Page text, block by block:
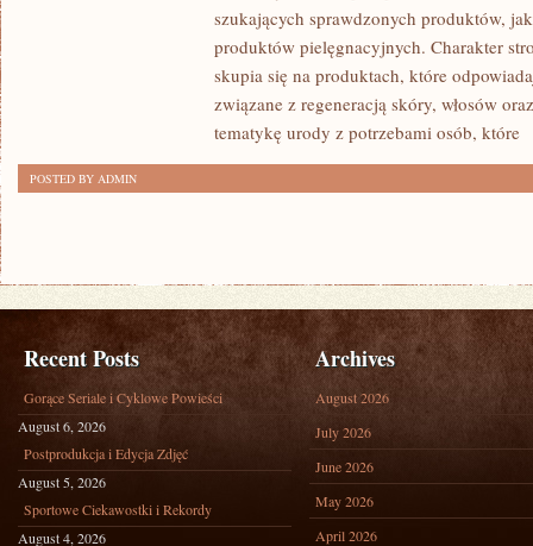
szukających sprawdzonych produktów,
produktów pielęgnacyjnych. Charakter
skupia się na produktach, które
związane z regeneracją skóry, włosów
tematykę urody z potrzebami osób, które
POSTED BY ADMIN
Recent Posts
Gorące Seriale i Cyklowe Powieści
August 6, 2026
Postprodukcja i Edycja Zdjęć
August 5, 2026
Sportowe Ciekawostki i Rekordy
August 4, 2026
Archives
August 2026
July 2026
June 2026
May 2026
April 2026